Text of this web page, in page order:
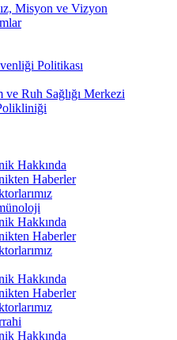
Misyon ve Vizyon
Politikası
Ruh Sağlığı Merkezi
Hakkında
Haberler
Hakkında
Haberler
Hakkında
Haberler
Hakkında